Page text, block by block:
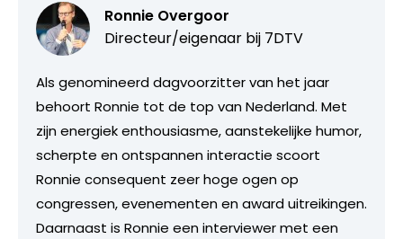
Ronnie Overgoor
Directeur/eigenaar bij 7DTV
Als genomineerd dagvoorzitter van het jaar
behoort Ronnie tot de top van Nederland. Met
zijn energiek enthousiasme, aanstekelijke humor,
scherpte en ontspannen interactie scoort
Ronnie consequent zeer hoge ogen op
congressen, evenementen en award uitreikingen.
Daarnaast is Ronnie een interviewer met een